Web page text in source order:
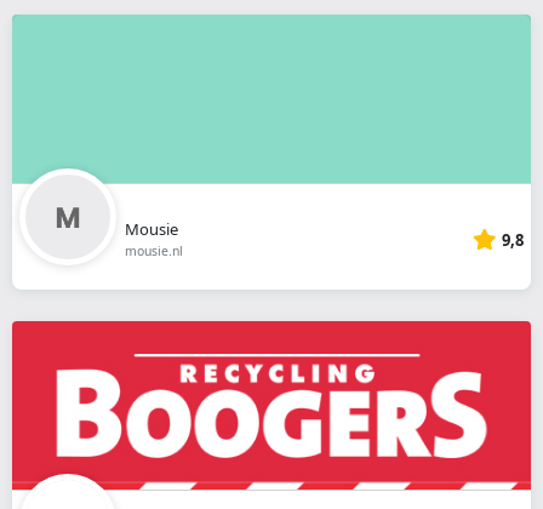
Mousie
mousie.nl 9,8